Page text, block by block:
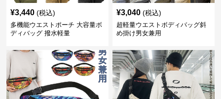
¥3,440 (税込)
多機能ウエストポーチ 大容量ボ
ディバッグ 撥水軽量
¥3,040 (税込)
超軽量ウエストボディバッグ斜
め掛け男女兼用